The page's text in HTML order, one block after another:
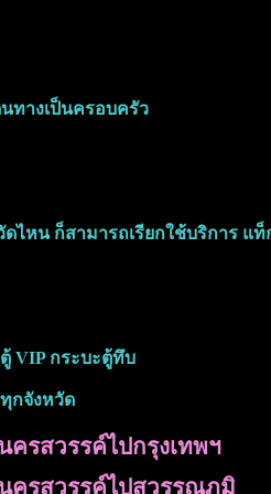
ทางเป็นครอบครัว
ไหน ก็สามารถเรียกใช้บริการ แ
VIP กระบะตู้ทึบ
กจังหวัด
รสวรรค์ไปกรุงเทพฯ
ครสวรรค์ไปสุวรรณภูมิ